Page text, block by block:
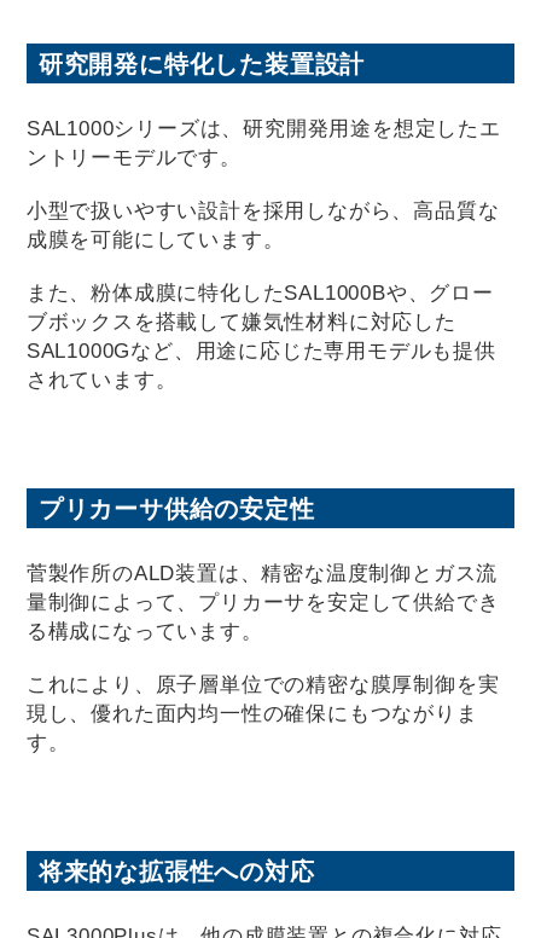
研究開発に特化した装置設計
SAL1000シリーズは、研究開発用途を想定したエ
ントリーモデルです。
小型で扱いやすい設計を採用しながら、高品質な
成膜を可能にしています。
また、粉体成膜に特化したSAL1000Bや、グロー
ブボックスを搭載して嫌気性材料に対応した
SAL1000Gなど、用途に応じた専用モデルも提供
されています。
プリカーサ供給の安定性
菅製作所のALD装置は、精密な温度制御とガス流
量制御によって、プリカーサを安定して供給でき
る構成になっています。
これにより、原子層単位での精密な膜厚制御を実
現し、優れた面内均一性の確保にもつながりま
す。
将来的な拡張性への対応